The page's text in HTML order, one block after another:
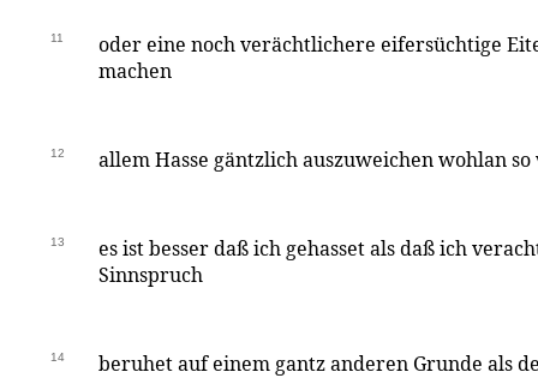
11
oder eine noch verächtlichere eifersüchtige
machen
12 allem Hasse gäntzlich auszuweichen wohlan
13
es ist besser daß ich gehasset als daß ich
Sinnspruch
14 beruhet auf einem gantz anderen Grunde als